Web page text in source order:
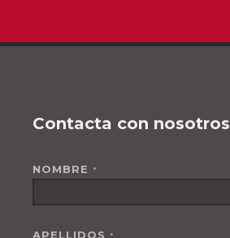
Contacta con nosotros
NOMBRE *
APELLIDOS *